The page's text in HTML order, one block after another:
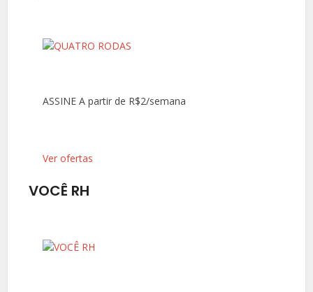
ASSINE A partir de R$2/semana
Ver ofertas
VOCÊ RH